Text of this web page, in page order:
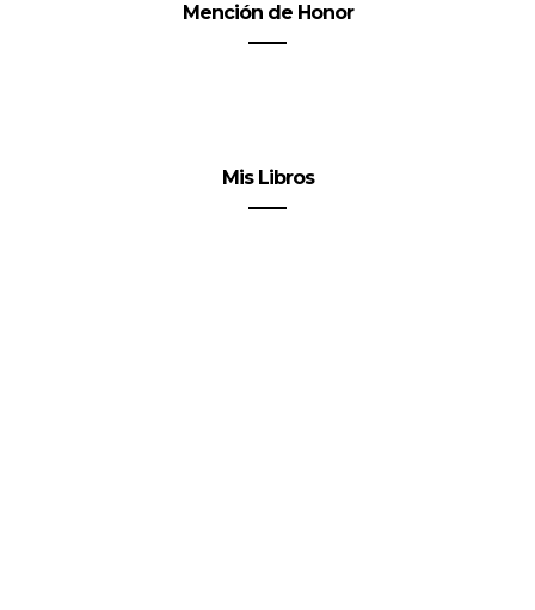
Mención de Honor
Mis Libros